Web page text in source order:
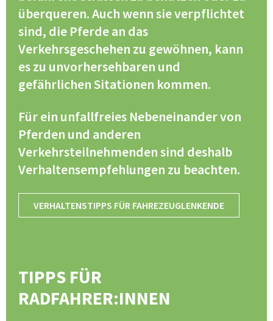
überqueren. Auch wenn sie verpflichtet
sind, die Pferde an das
Verkehrsgeschehen zu gewöhnen, kann
es zu unvorhersehbaren und
gefährlichen Sitationen kommen.
Für ein unfallfreies Nebeneinander von
Pferden und anderen
Verkehrsteilnehmenden sind deshalb
Verhaltensempfehlungen zu beachten.
VERHALTENSTIPPS FÜR FAHREZEUGLENKENDE
TIPPS FÜR
RADFAHRER:INNEN